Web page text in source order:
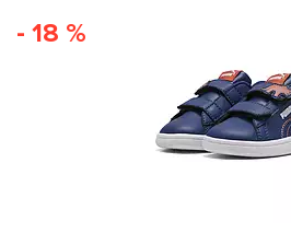
- 18 %